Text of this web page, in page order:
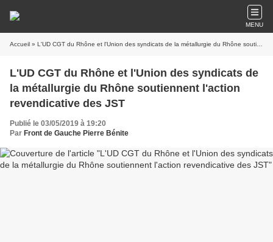
MENU
Accueil » L'UD CGT du Rhône et l'Union des syndicats de la métallurgie du Rhône soutiennent l'action revendicative des JST
L'UD CGT du Rhône et l'Union des syndicats de
la métallurgie du Rhône soutiennent l'action
revendicative des JST
Publié le 03/05/2019 à 19:20
Par Front de Gauche Pierre Bénite